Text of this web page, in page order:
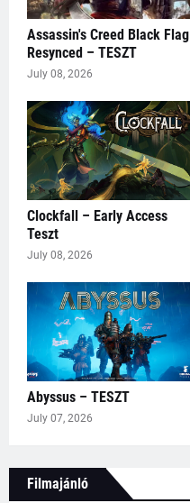
Assassin's Creed Black Flag
Resynced – TESZT
July 08, 2026
Clockfall – Early Access
Teszt
July 08, 2026
Abyssus – TESZT
July 07, 2026
Filmajánló